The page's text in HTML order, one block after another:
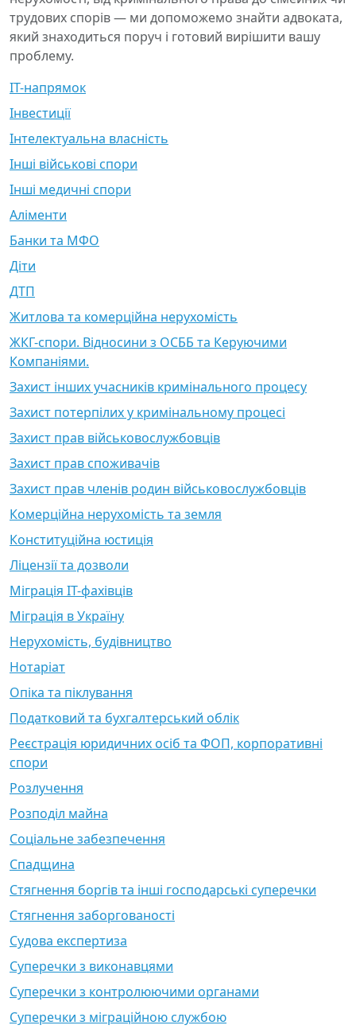
трудових спорів — ми допоможемо знайти адвоката,
який знаходиться поруч і готовий вирішити вашу
проблему.
IT-напрямок
Інвестиції
Інтелектуальна власність
Інші військові спори
Інші медичні спори
Аліменти
Банки та МФО
Діти
ДТП
Житлова та комерційна нерухомість
ЖКГ-спори. Відносини з ОСББ та Керуючими
Компаніями.
Захист інших учасників кримінального процесу
Захист потерпілих у кримінальному процесі
Захист прав військовослужбовців
Захист прав споживачів
Захист прав членів родин військовослужбовців
Комерційна нерухомість та земля
Конституційна юстиція
Ліцензії та дозволи
Міграція ІТ-фахівців
Міграція в Україну
Нерухомість, будівництво
Нотаріат
Опіка та піклування
Податковий та бухгалтерський облік
Реєстрація юридичних осіб та ФОП, корпоративні
спори
Розлучення
Розподіл майна
Соціальне забезпечення
Спадщина
Стягнення боргів та інші господарські суперечки
Стягнення заборгованості
Судова експертиза
Суперечки з виконавцями
Суперечки з контролюючими органами
Суперечки з міграційною службою